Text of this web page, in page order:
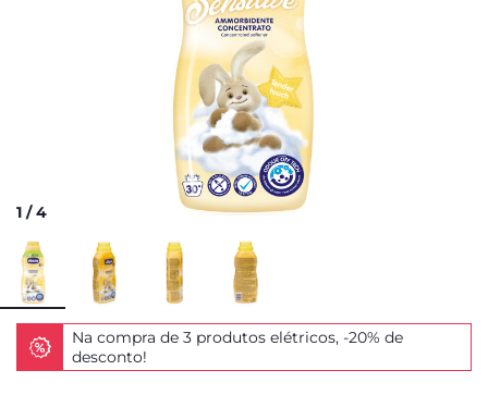
1 /4
Na compra de 3 produtos elétricos, -20% de
desconto!